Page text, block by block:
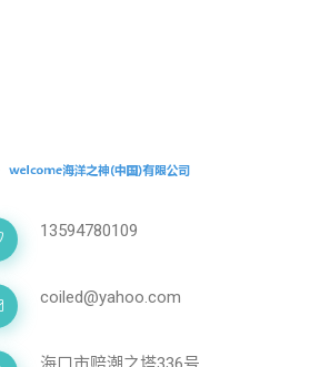
13594780109
coiled@yahoo.com